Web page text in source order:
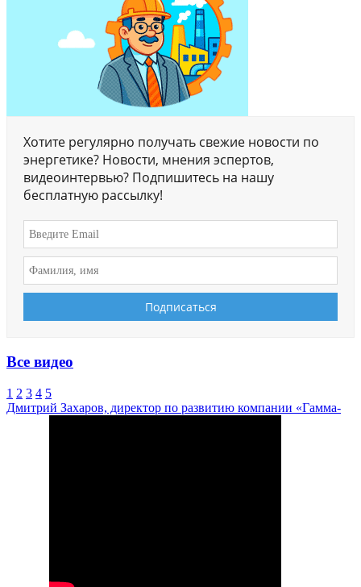
Хотите регулярно получать свежие новости по
энергетике? Новости, мнения эспертов,
видеоинтервью? Подпишитесь на нашу
бесплатную рассылку!
Все видео
1 2 3 4 5
Дмитрий Захаров, директор по развитию компании «Гамма-